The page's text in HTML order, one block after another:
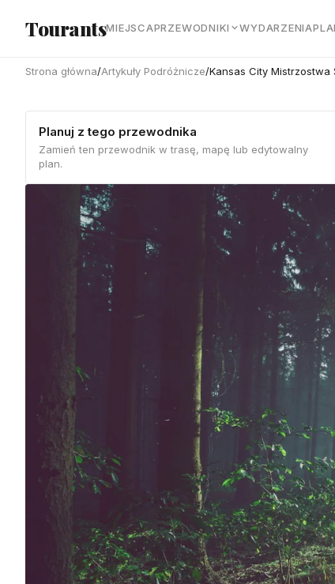
TourantsMIEJSCAPRZEWODNIKI WYDARZENIA
Strona główna/Artykuły Podróżnicze/Kansas City Mistrzostwa
Planuj z tego przewodnika
Zamień ten przewodnik w trasę, mapę lub edytowalny
plan.